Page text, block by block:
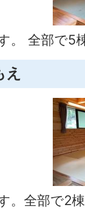
。 全部で5
。全部で2